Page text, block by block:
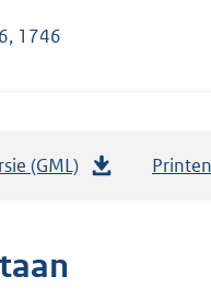
1746
(GML) Printen